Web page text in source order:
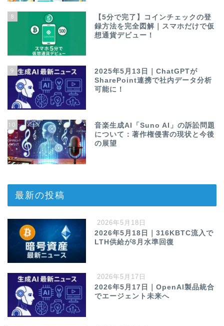
8
【5分で完了】コインチェックの登
録方法を完全図解｜スマホだけで仮
想通貨デビュー！
9
2025年5月13日｜ChatGPTが
SharePoint連携で社内データ分析
可能に！
10
音楽生成AI「Suno AI」の訴訟問題
について：著作権侵害の現状と今後
の展望
最新の投稿
2026年5月18日
2026年5月18日｜316KBTC流入で
LTH供給が8月水準回復
2026年5月17日
2026年5月17日｜OpenAI製品統合
でエージェント未来へ